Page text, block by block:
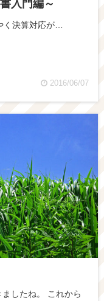
入門編～
決算対応が…
2016/06/07
したね。 これから